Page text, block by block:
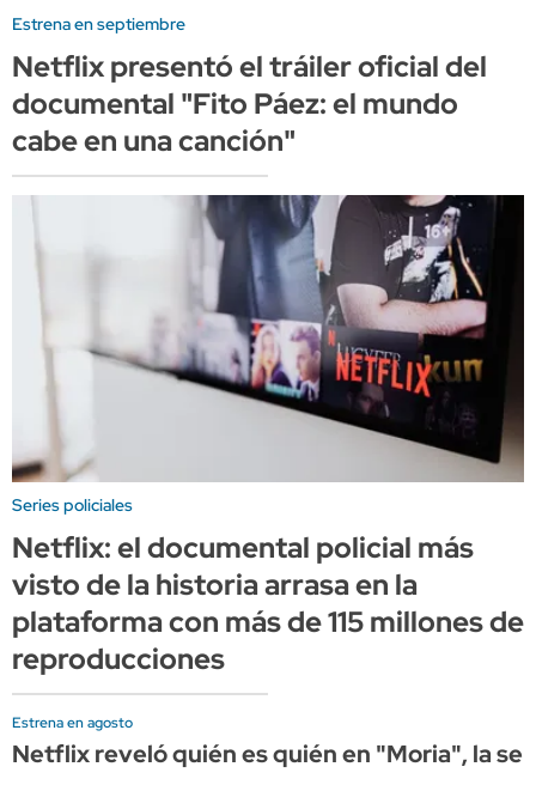
Estrena en septiembre
Netflix presentó el tráiler oficial del
documental "Fito Páez: el mundo
cabe en una canción"
Series policiales
Netflix: el documental policial más
visto de la historia arrasa en la
plataforma con más de 115 millones de
reproducciones
Estrena en agosto
Netflix reveló quién es quién en "Moria", la